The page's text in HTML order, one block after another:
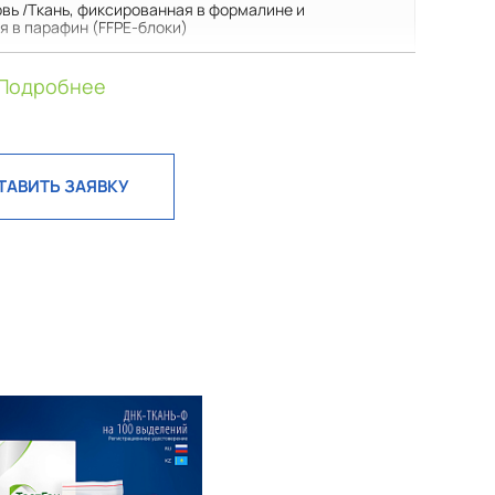
/Ткань, фиксированная в формалине и
в парафин (FFPE-блоки)
BRCA1, BRCA2 в 1 мкл раствора ДНК
мес.
Упаковка № 2
ЗАЯВКУ